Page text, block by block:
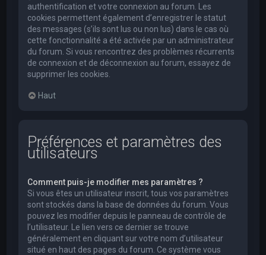
authentification et votre connexion au forum. Les
cookies permettent également d’enregistrer le statut
des messages (s’ils sont lus ou non lus) dans le cas où
cette fonctionnalité a été activée par un administrateur
du forum. Si vous rencontrez des problèmes récurrents
de connexion et de déconnexion au forum, essayez de
supprimer les cookies.
Haut
Préférences et paramètres des
utilisateurs
Comment puis-je modifier mes paramètres ?
Si vous êtes un utilisateur inscrit, tous vos paramètres
sont stockés dans la base de données du forum. Vous
pouvez les modifier depuis le panneau de contrôle de
l’utilisateur. Le lien vers ce dernier se trouve
généralement en cliquant sur votre nom d’utilisateur
situé en haut des pages du forum. Ce système vous